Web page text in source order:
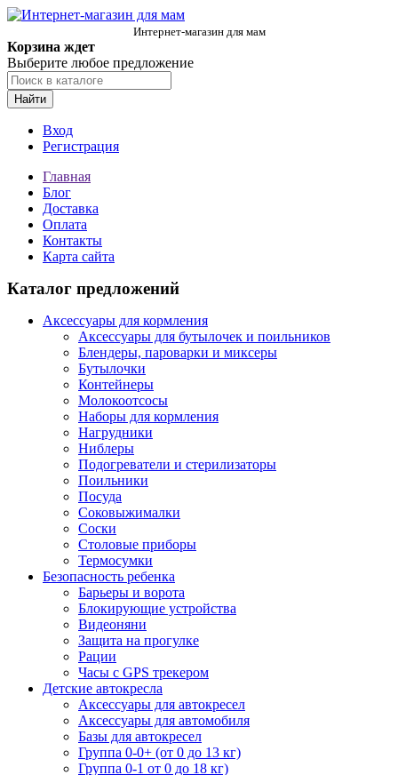
Интернет-магазин для мам
Корзина ждет
Выберите любое предложение
Найти
Вход
Регистрация
Главная
Блог
Доставка
Оплата
Контакты
Карта сайта
Каталог предложений
Аксессуары для кормления
Аксессуары для бутылочек и поильников
Блендеры, пароварки и миксеры
Бутылочки
Контейнеры
Молокоотсосы
Наборы для кормления
Нагрудники
Ниблеры
Подогреватели и стерилизаторы
Поильники
Посуда
Соковыжималки
Соски
Столовые приборы
Термосумки
Безопасность ребенка
Барьеры и ворота
Блокирующие устройства
Видеоняни
Защита на прогулке
Рации
Часы с GPS трекером
Детские автокресла
Аксессуары для автокресел
Аксессуары для автомобиля
Базы для автокресел
Группа 0-0+ (от 0 до 13 кг)
Группа 0-1 от 0 до 18 кг)